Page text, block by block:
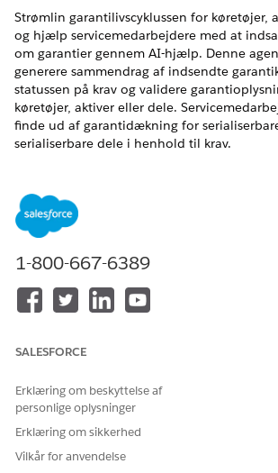
Strømlin garantilivscyklussen for køretøjer,
og hjælp servicemedarbejdere med at
om garantier gennem AI-hjælp. Denne
generere sammendrag af indsendte
statussen på krav og validere
køretøjer, aktiver eller dele.
finde ud af garantidækning for
serialiserbare dele i henhold til krav.
Tilgængelig i: Lightning Experience
DeveloperEdition med
Kræver, at hver bruger har
for biler for at få adgang til handlingen.
forEinstein Generative AI
implementerer Agentforce for dit firma i
1-800-667-6389
SALESFORCE
Erklæring om beskyttelse af
personlige oplysninger
Erklæring om sikkerhed
Vilkår for anvendelse